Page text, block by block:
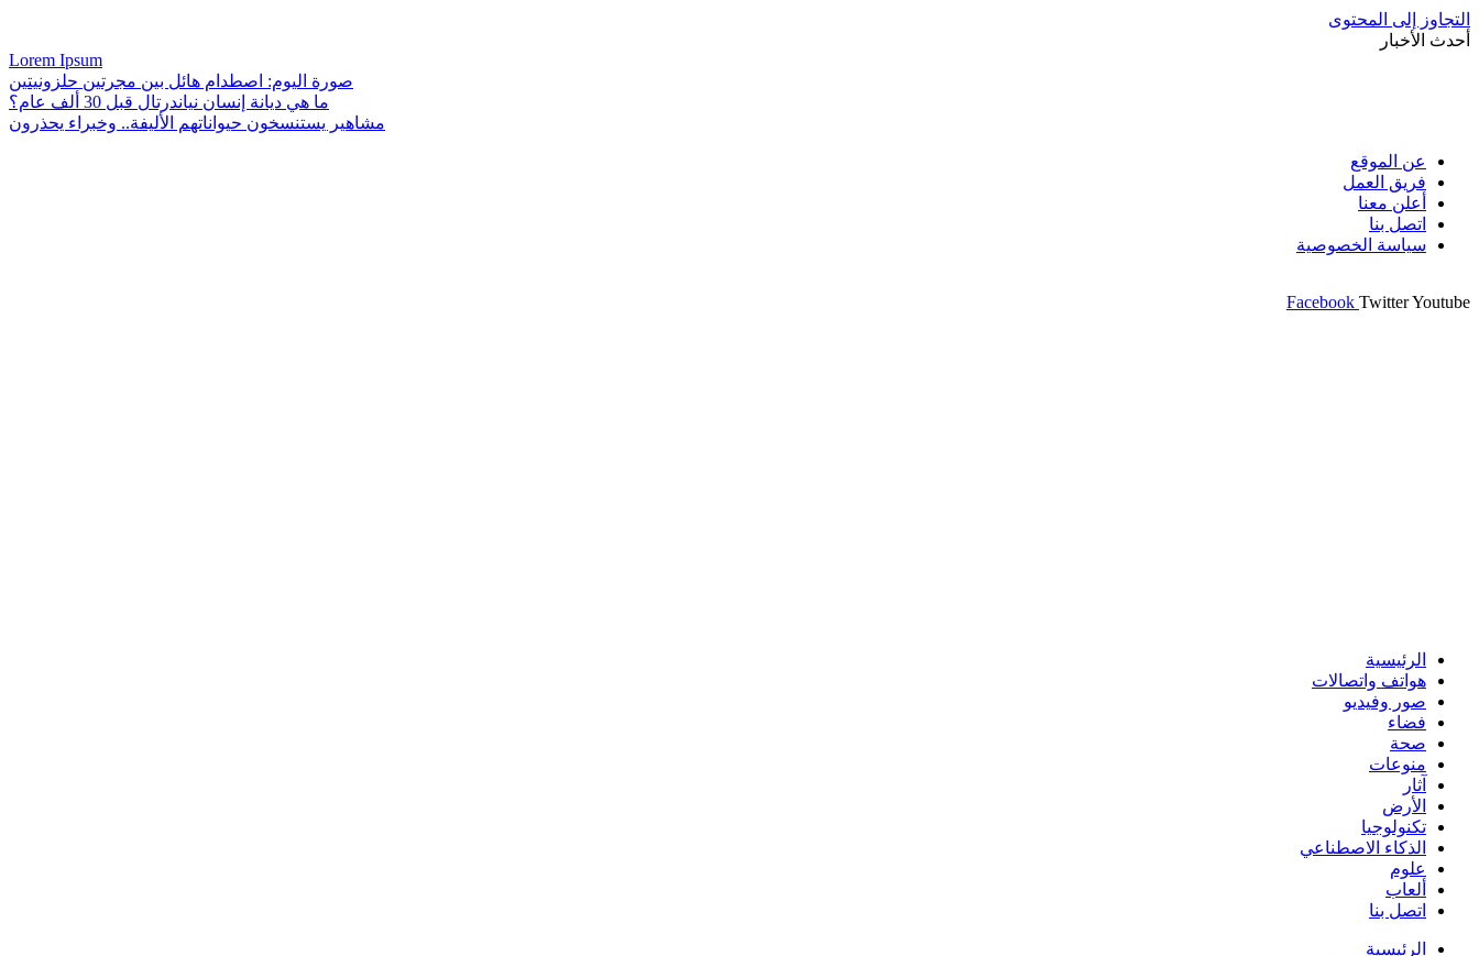
التجاوز إلى المحتوى
أحدث الأخبار
Lorem Ipsum
صورة اليوم: اصطدام هائل بين مجرتين حلزونيتين
ما هي ديانة إنسان نياندرتال قبل 30 ألف عام؟
مشاهير يستنسخون حيواناتهم الأليفة.. وخبراء يحذرون
عن الموقع
فريق العمل
أعلن معنا
اتصل بنا
سياسة الخصوصية
Facebook TwitterYoutube
الرئيسية
هواتف واتصالات
صور وفيديو
فضاء
صحة
منوعات
آثار
الأرض
تكنولوجيا
الذكاء الاصطناعي
علوم
ألعاب
اتصل بنا
الرئيسية